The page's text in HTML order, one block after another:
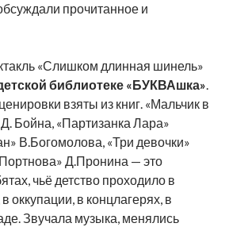
прочитанное и
«Слишком длинная шинель»
библиотеке «БУКВАшка».
взяты из книг. «Мальчик в
Бойна, «Партизанка Лара»
В.Богомолова, «Три девочки»
Д.Пронина — это
чьё детство проходило в
оккупации, в концлагерях, в
Звучала музыка, менялись